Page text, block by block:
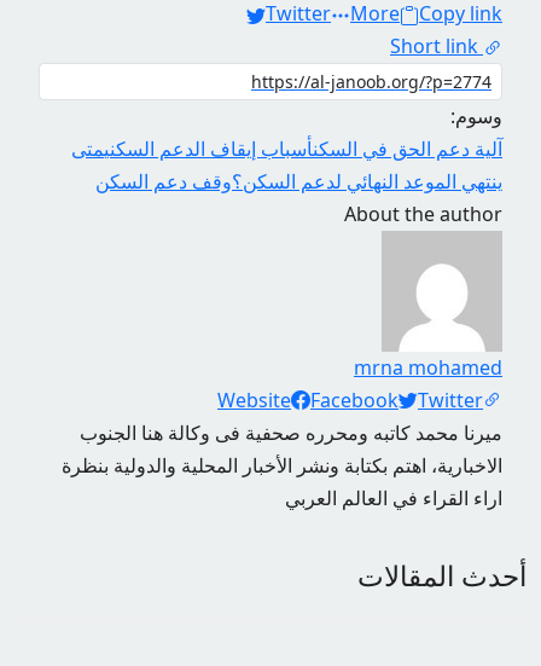
Twitter More
Copy link
Short link
وسوم:
آلية دعم الحق في السكنأسباب إيقاف الدعم السكنيمتى
ينتهي الموعد النهائي لدعم السكن؟وقف دعم السكن
About the author
mrna mohamed
Social Links
Website Facebook
Twitter
ميرنا محمد كاتبه ومحرره صحفية فى وكالة هنا الجنوب
الاخبارية، اهتم بكتابة ونشر الأخبار المحلية والدولية بنظرة
اراء القراء في العالم العربي
أحدث المقالات